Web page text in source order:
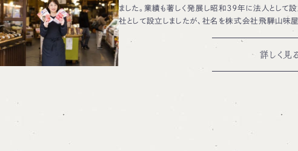
ました。業績も著しく発展し昭和３９年に法人とし
社として設立しましたが、社名を株式会社飛騨山味屋
詳しく見る